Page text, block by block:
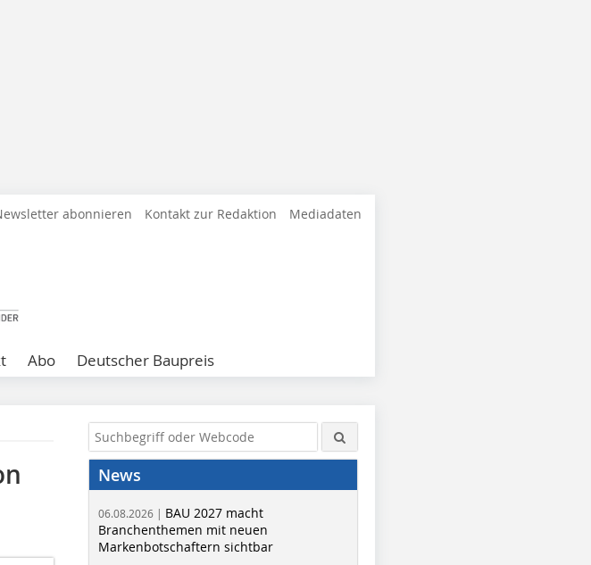
abonnieren Kontakt zur Redaktion Mediadaten
Abo Deutscher Baupreis
News
06.08.2026 | BAU 2027 macht
Branchenthemen mit neuen
Markenbotschaftern sichtbar